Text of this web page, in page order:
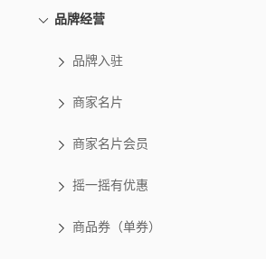
品牌经营
品牌入驻
商家名片
商家名片会员
摇一摇有优惠
商品券（单券）